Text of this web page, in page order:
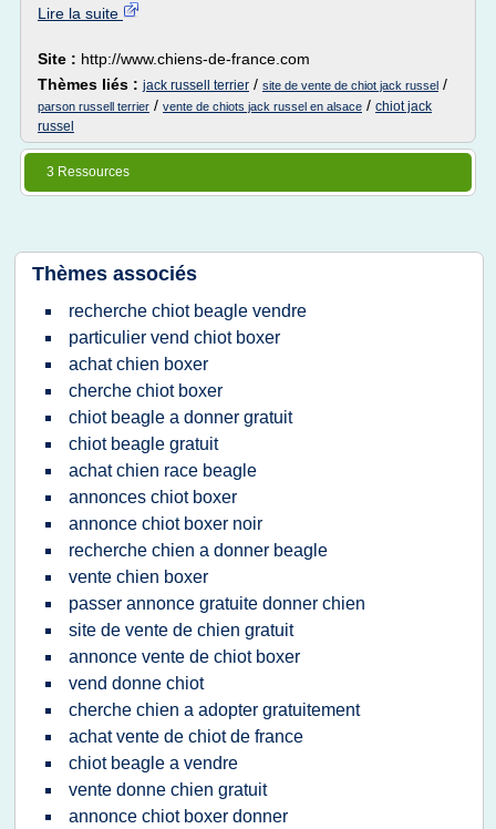
Lire la suite
Site : http://www.chiens-de-france.com
Thèmes liés : jack russell terrier / site de vente de chiot jack russel /
parson russell terrier / vente de chiots jack russel en alsace / chiot jack
russel
3 Ressources
Thèmes associés
recherche chiot beagle vendre
particulier vend chiot boxer
achat chien boxer
cherche chiot boxer
chiot beagle a donner gratuit
chiot beagle gratuit
achat chien race beagle
annonces chiot boxer
annonce chiot boxer noir
recherche chien a donner beagle
vente chien boxer
passer annonce gratuite donner chien
site de vente de chien gratuit
annonce vente de chiot boxer
vend donne chiot
cherche chien a adopter gratuitement
achat vente de chiot de france
chiot beagle a vendre
vente donne chien gratuit
annonce chiot boxer donner